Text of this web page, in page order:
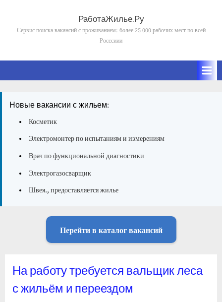
content
РаботаЖилье.Ру
Сервис поиска вакансий с проживанием: более 25 000 рабочих мест по всей
Росссиии
Новые вакансии с жильем:
Косметик
Электромонтер по испытаниям и измерениям
Врач по функциональной диагностики
Электрогазосварщик
Швея., предоставляется жилье
Перейти в каталог вакансий
На работу требуется вальщик леса
с жильём и переездом